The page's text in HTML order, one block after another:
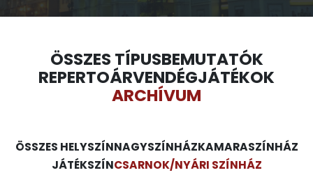
ÖSSZES TÍPUSBEMUTATÓK
REPERTOÁRVENDÉGJÁTÉKOK
ARCHÍVUM
ÖSSZES HELYSZÍNNAGYSZÍNHÁZKAMARASZÍNHÁZ
JÁTÉKSZÍNCSARNOK/NYÁRI SZÍNHÁZ